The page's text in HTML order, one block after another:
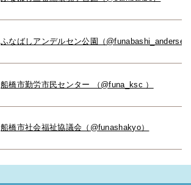
ふなばしアンデルセン公園（
船橋市勤労市民センター （@funa_ksc ）
船橋市社会福祉協議会（@funashakyo）